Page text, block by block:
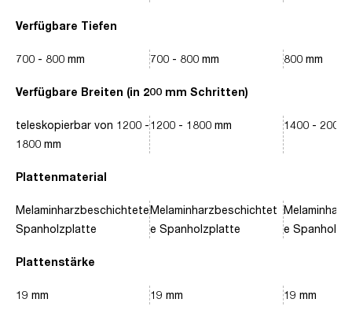
Verfügbare Tiefen
Verfügbare Breiten (in 200 mm Schritten)
Plattenmaterial
Plattenstärke
700 - 800 mm
teleskopierbar von 1200 -
1800 mm
Melaminharzbeschichtete
Spanholzplatte
19 mm
700 - 800 mm
1200 - 1800 mm
Melaminharzbeschichtet
e Spanholzplatte
19 mm
800 mm
1400 - 2000
e
19 mm